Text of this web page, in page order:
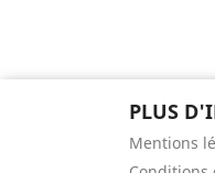
PLUS
Mentions